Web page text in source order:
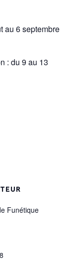
au 6 septembre
: du 9 au 13
Funétique